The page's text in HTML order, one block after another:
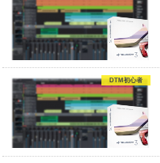
DTM初心者